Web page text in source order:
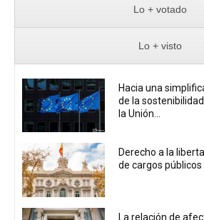
Lo + votado
Lo + visto
Hacia una
de la
la Unión...
Derecho a la
de cargos públicos
La relación de